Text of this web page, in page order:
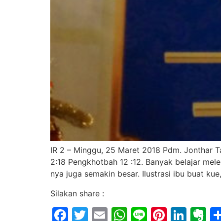
IR 2 – Minggu, 25 Maret 2018 Pdm. Jonthar
2:18 Pengkhotbah 12 :12. Banyak belajar
nya juga semakin besar. Ilustrasi ibu buat
Silakan share :
Facebook
Twitter
EmailWhatsApp
Line